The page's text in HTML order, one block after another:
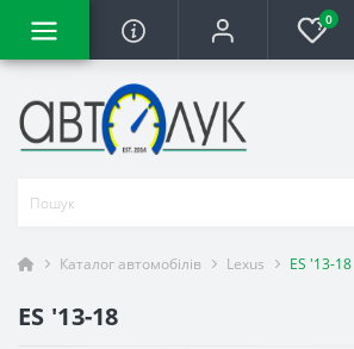
0
Каталог автомобілів Lexus ES '13-18
ES '13-18